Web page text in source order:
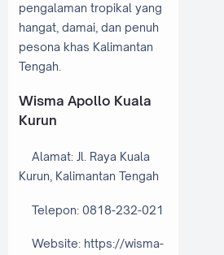
pengalaman tropikal yang
hangat, damai, dan penuh
pesona khas Kalimantan
Tengah.
Wisma Apollo Kuala
Kurun
Alamat: Jl. Raya Kuala
Kurun, Kalimantan Tengah
Telepon: 0818-232-021
Website: https://wisma-